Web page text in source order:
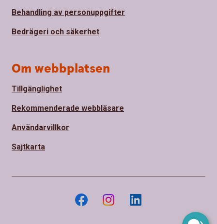
Behandling av personuppgifter
Bedrägeri och säkerhet
Om webbplatsen
Tillgänglighet
Rekommenderade webbläsare
Användarvillkor
Sajtkarta